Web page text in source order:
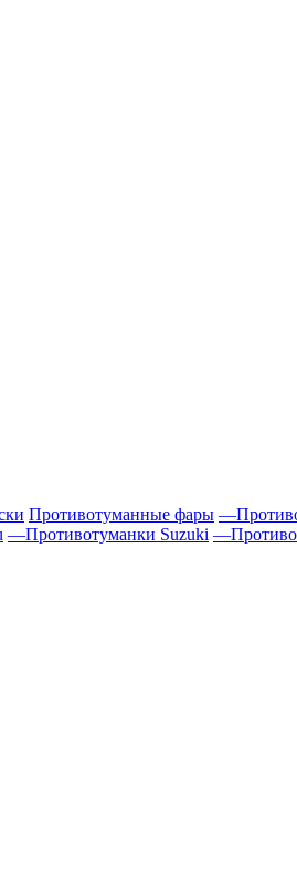
Противотуманные фары —
—Противотуманки Suzuki —